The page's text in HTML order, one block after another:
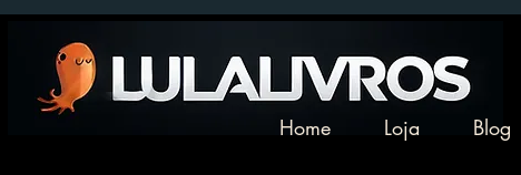
Home Loja Blog